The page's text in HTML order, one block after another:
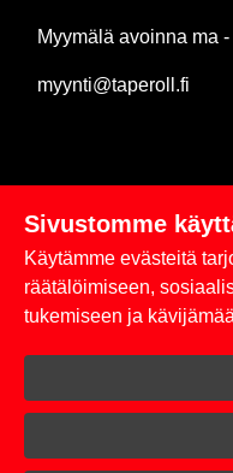
Myymälä avoinna ma
myynti@taperoll.fi
Linkit
Sivustomme
Käytämme evästeitä
räätälöimiseen,
tukemiseen ja